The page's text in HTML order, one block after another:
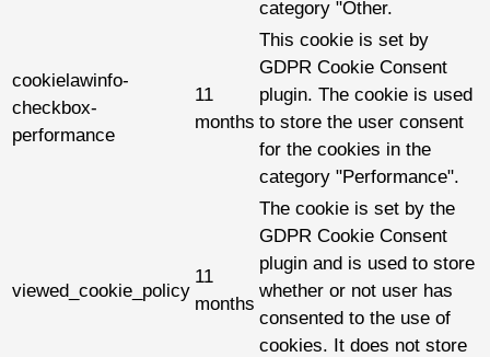
category "Other.
cookielawinfo-
checkbox-
performance
11
months
This cookie is set by
GDPR Cookie Consent
plugin. The cookie is used
to store the user consent
for the cookies in the
category "Performance".
viewed_cookie_policy
11
months
The cookie is set by the
GDPR Cookie Consent
plugin and is used to store
whether or not user has
consented to the use of
cookies. It does not store